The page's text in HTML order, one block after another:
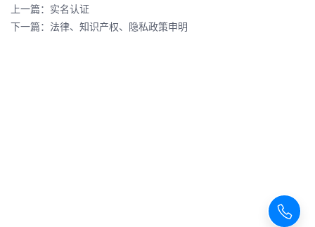
上一篇：实名认证
下一篇：法律、知识产权、隐私政策申明